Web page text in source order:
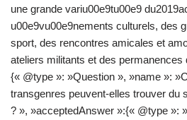
une grande variu00e9tu00e9
u00e9vu00e9nements culturels, des
sport, des rencontres amicales et
ateliers militants et des permanences
{« @type »: »Question », »name »:
transgenres peuvent-elles trouver du
? », »acceptedAnswer »:{« @type »: